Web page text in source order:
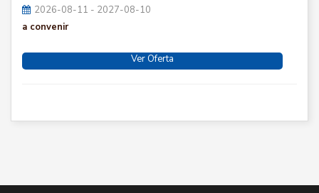
2026-08-11 - 2027-08-10
a convenir
Ver Oferta